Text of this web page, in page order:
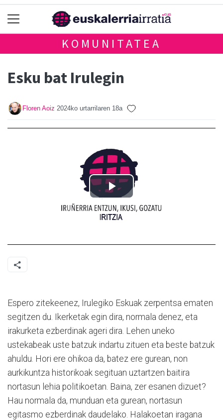
KOMUNITATEA
Esku bat Irulegin
Floren Aoiz 2024ko urtarrilaren 18a
Espero zitekeenez, Irulegiko Eskuak zerpentsa ematen
segitzen du. Ikerketak egin dira, normala denez, eta
irakurketa ezberdinak ageri dira. Lehen uneko
ustekabeak uste batzuk indartu zituen eta beste batzuk
ahuldu. Hori ere ohikoa da, batez ere gurean, non
aurkikuntza historikoak segituan uztartzen baitira
nortasun lehia politikoetan. Baina, zer esanen dizuet?
Hau normala da, munduan eta gurean, nortasun
egitasmo ezberdinak daudelako. Halakoetan iragana